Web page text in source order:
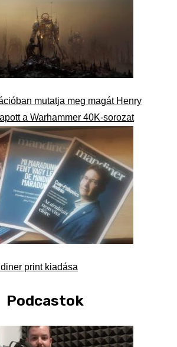
mutatja meg magát Henry
a Warhammer 40K-sorozat
print kiadása
Podcastok